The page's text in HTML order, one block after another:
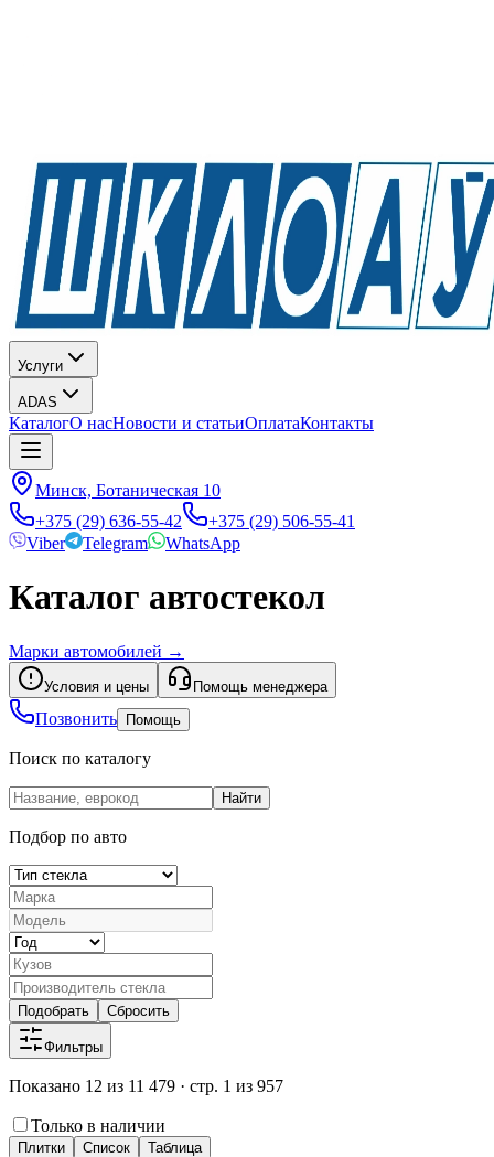
Услуги
ADAS
КаталогО насНовости и статьиОплатаКонтакты
Минск, Ботаническая 10
+375 (29) 636-55-42
+375 (29) 506-55-41
Viber
Telegram WhatsApp
Каталог автостекол
Марки автомобилей →
Условия и цены Помощь менеджера
Позвонить Помощь
Поиск по каталогу
Найти
Подбор по авто
Подобрать Сбросить
Фильтры
Показано 12 из 11 479 · стр. 1 из 957
Только в наличии
Плитки Список Таблица